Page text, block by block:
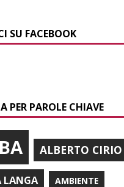
SU FACEBOOK
PER PAROLE CHIAVE
ALBERTO CIRIO
LANGA AMBIENTE